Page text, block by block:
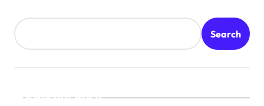
Search
Recent Posts